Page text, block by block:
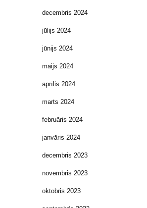
decembris 2024
jūlijs 2024
jūnijs 2024
maijs 2024
aprīlis 2024
marts 2024
februāris 2024
janvāris 2024
decembris 2023
novembris 2023
oktobris 2023